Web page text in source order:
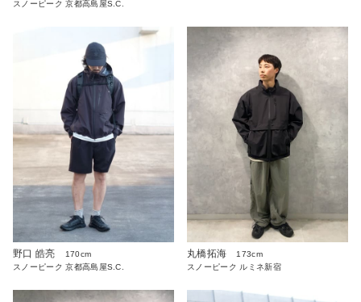
スノーピーク 京都高島屋S.C.
野口 皓亮
170cm
スノーピーク 京都高島屋S.C.
丸橋拓海
173cm
スノーピーク ルミネ新宿